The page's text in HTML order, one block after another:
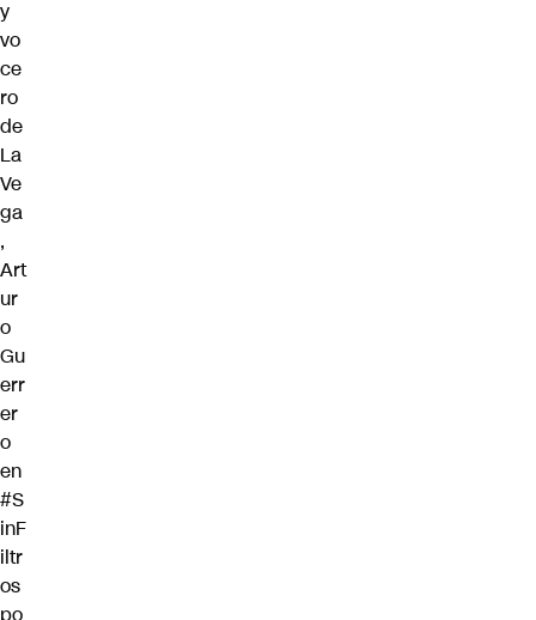
y
vo
ce
ro
de
La
Ve
ga
,
Art
ur
o
Gu
err
er
o
en
#S
inF
iltr
os
po